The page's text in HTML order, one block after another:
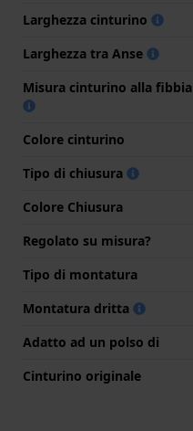
Larghezza cinturino
Larghezza tra Anse
Misura cinturino alla fibbia
Colore cinturino
Tipo di chiusura
Colore Chiusura
Regolato su misura?
Tipo di montatura
Montatura dritta
Adatto ad un polso di
Cinturino originale